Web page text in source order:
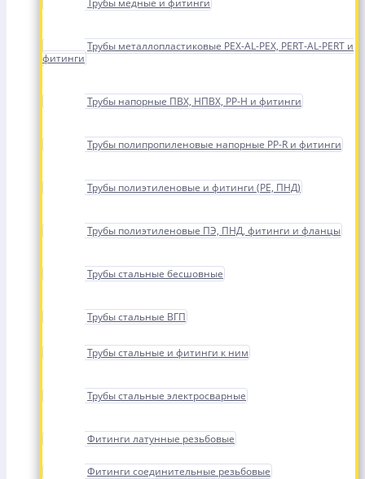
Трубы медные и фитинги
Трубы металлопластиковые PEX-AL-PEX, PERT-AL-PERT и
фитинги
Трубы напорные ПВХ, НПВХ, PP-H и фитинги
Трубы полипропиленовые напорные PP-R и фитинги
Трубы полиэтиленовые и фитинги (PE, ПНД)
Трубы полиэтиленовые ПЭ, ПНД, фитинги и фланцы
Трубы стальные бесшовные
Трубы стальные ВГП
Трубы стальные и фитинги к ним
Трубы стальные электросварные
Фитинги латунные резьбовые
Фитинги соединительные резьбовые